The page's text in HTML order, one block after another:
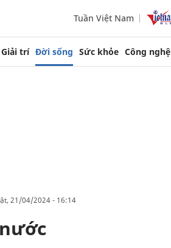
Tuần Việt Nam
trí Đời sống Sức khỏe Công nghệ
21/04/2024 - 16:14